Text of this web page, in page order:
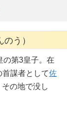
のう）
の第3皇子。在
謀者として佐
その地で没し